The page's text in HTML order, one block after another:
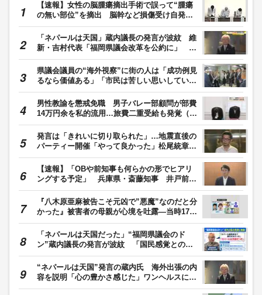
【速報】女性の脳腫瘍摘出手術で誤って“腫瘍
の無い部位”を摘出 脳幹など損傷受け自発呼
吸できない状態に 京大病院
「ネパールは天国」蔵内議長の発言が波紋 維
新・吉村代表「福岡県議会改革を公約に」 県
外の議長も「本当に配慮に欠けている」
県議会議員の“海外視察”に街の人は「成功例見
るなら価値ある」「市民は苦しい思いしている
のに」大分で8年ぶりに県議の海外視察 議員
22人でヨーロッパに 費用は約3400万円 大分
発
男性教諭を懲戒免職 男子バレー部顧問が部費
14万円余を私的流用…旅費二重受給も発覚（鳥
取）
発言は「きれいに切り取られた」…地震直後の
パーティー開催「やって良かった」松尾統章県
議 お車代「もらってないものはもらってな
い」福岡
【速報】「OBや前知事も何らかの形でヒアリ
ングする予定」 兵庫県・斎藤知事 井戸前知
事時代の“用先債不適切処理”「検証部会」設置
『八木原亜麻被告こそ元凶で”悪魔”なのだと分
かった』被害者の母親が心境を吐露―当時17歳
の少年は『被害者から取った金だからぜいたく
しようと』取り分7000円のうち事件直後に
2000円分ラーメン店で食事
「ネパールは天国だった」“福岡県議会のド
ン”蔵内議長の発言が波紋 「国民感覚とのズ
レ」ジャーナリスト岸田雪子氏指摘 維新・吉
村代表が参戦？ “議会改革”を訴えたねらいは
「全国展開」か
“ネパールは天国”発言の蔵内氏 海外出張の内
容を説明「心の豊かさ感じた」ワンヘルスに関
するMOU締結も 福岡